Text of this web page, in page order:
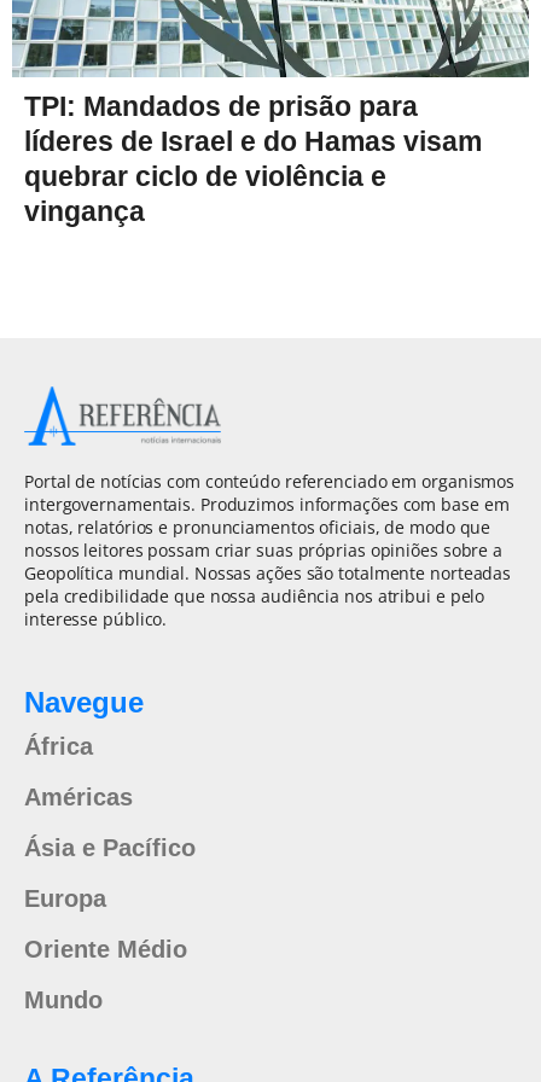
TPI: Mandados de prisão para
líderes de Israel e do Hamas visam
quebrar ciclo de violência e
vingança
Portal de notícias com conteúdo referenciado em organismos
intergovernamentais. Produzimos informações com base em
notas, relatórios e pronunciamentos oficiais, de modo que
nossos leitores possam criar suas próprias opiniões sobre a
Geopolítica mundial. Nossas ações são totalmente norteadas
pela credibilidade que nossa audiência nos atribui e pelo
interesse público.
Navegue
África
Américas
Ásia e Pacífico
Europa
Oriente Médio
Mundo